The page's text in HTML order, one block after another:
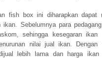
fish box ini diharapkan dapat
ikan. Sebelumnya para
sehingga kesegaran ikan
nilai jual ikan.
lebih lama dan harga ikan